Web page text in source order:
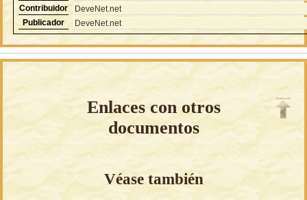
Contribuidor
DeveNet.net
Publicador
DeveNet.net
Enlaces con otros
documentos
Véase también